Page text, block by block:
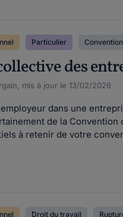
Particulier
des
mis à jour le 13/02/2026
dans une
de la
à retenir de votre
Droit du travail